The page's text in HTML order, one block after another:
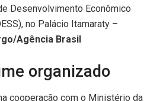
Desenvolvimento Econômico
no Palácio Itamaraty –
Agência Brasil
organizado
cooperação com o Ministério da